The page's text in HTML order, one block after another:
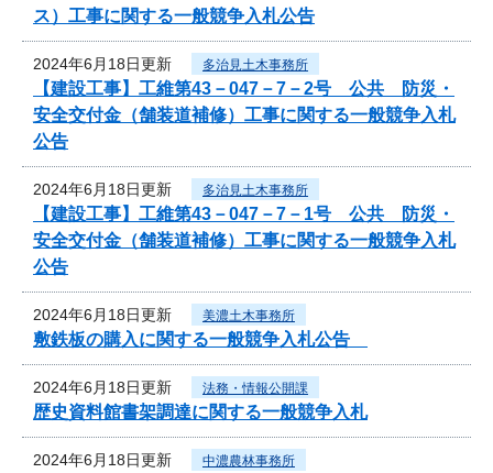
ス）工事に関する一般競争入札公告
2024年6月18日更新 多治見土木事務所
【建設工事】工維第43－047－7－2号 公共 防災・
安全交付金（舗装道補修）工事に関する一般競争入札
公告
2024年6月18日更新 多治見土木事務所
【建設工事】工維第43－047－7－1号 公共 防災・
安全交付金（舗装道補修）工事に関する一般競争入札
公告
2024年6月18日更新 美濃土木事務所
敷鉄板の購入に関する一般競争入札公告
2024年6月18日更新 法務・情報公開課
歴史資料館書架調達に関する一般競争入札
2024年6月18日更新 中濃農林事務所